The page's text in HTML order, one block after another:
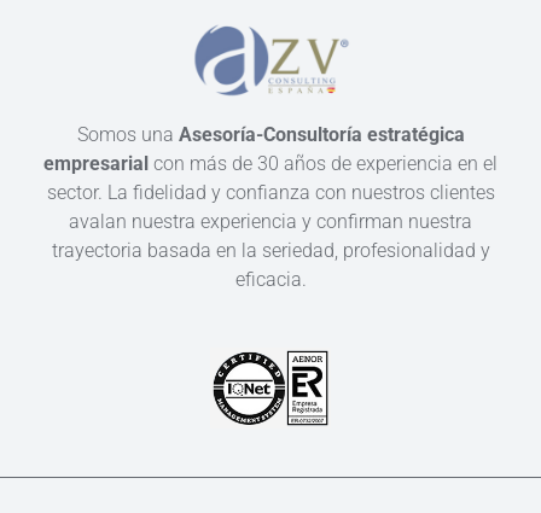
Somos una Asesoría-Consultoría estratégica
empresarial con más de 30 años de experiencia en el
sector. La fidelidad y confianza con nuestros clientes
avalan nuestra experiencia y confirman nuestra
trayectoria basada en la seriedad, profesionalidad y
eficacia.